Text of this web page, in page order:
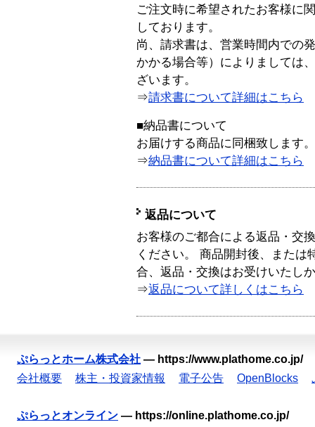
ご注文時に希望されたお客様に
しております。
尚、請求書は、営業時間内での
かかる場合等）によりましては
ざいます。
⇒請求書について詳細はこちら
■納品書について
お届けする商品に同梱致します。
⇒納品書について詳細はこちら
返品について
お客様のご都合による返品・交
ください。 商品開封後、または
合、返品・交換はお受けいたし
⇒返品について詳しくはこちら
ぷらっとホーム株式会社 — https://www.plathome.co.jp/
会社概要
株主・投資家情報 電子公告 OpenBlocks
ぷらっとオンライン — https://online.plathome.co.jp/